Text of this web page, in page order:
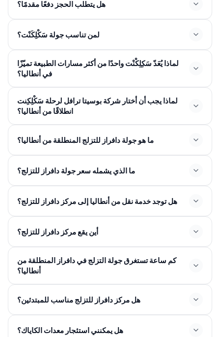
هل يتطلب الحجز دفعًا مقدمًا؟
لمن تناسب جولة سَكْلِكَنْت؟
لماذا يُعَدّ سَكِلِكْنْت واحدًا من أكثر مسارات الطبيعة تميّزًا
في أنطاليا؟
لماذا يجب أن أختار شركة بوسيتا ترافل لرحلة سَكْلِكِنت
انطلاقًا من أنطاليا؟
ما هو جولة دافراز للتزلج المنطلقة من أنطاليا؟
ما الذي يشمله سعر جولة دافراز للتزلج؟
هل توجد خدمة نقل من أنطاليا إلى مركز دافراز للتزلج؟
أين يقع مركز دافراز للتزلج؟
كم ساعة تستغرق جولة التزلج في دافراز المنطلقة من
أنطاليا؟
هل مركز دافراز للتزلج مناسب للمبتدئين؟
هل يمكنني استئجار معدات الكاياك؟